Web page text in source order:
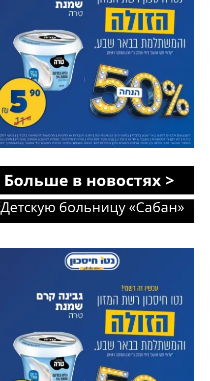
Больше в новостях >
«Сороке»: профессор Авив
Гольдбарт возглавит
Детскую больницу «Сабан»